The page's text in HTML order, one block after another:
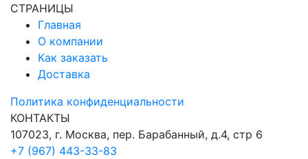
СТРАНИЦЫ
Главная
О компании
Как заказать
Доставка
Политика конфиденциальности
КОНТАКТЫ
107023, г. Москва, пер. Барабанный, д.4, стр 6
+7 (967) 443-33-83